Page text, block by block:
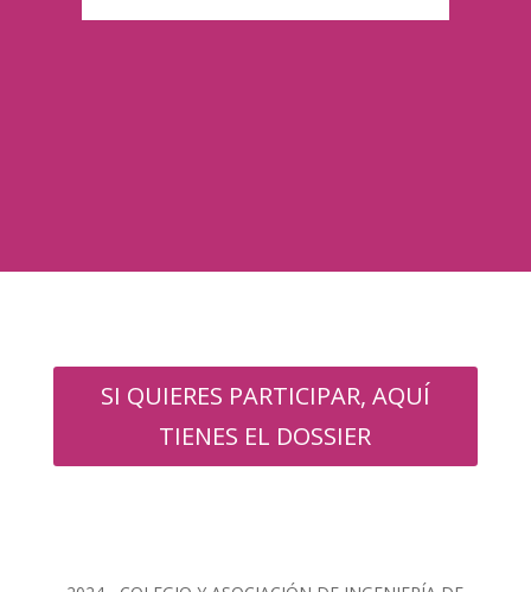
SI QUIERES PARTICIPAR, AQUÍ
TIENES EL DOSSIER